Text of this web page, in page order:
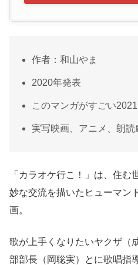
作者：和山やま
2020年発表
このマンガがすごい
実写映画、アニメ、朗読
「カラオケ行こ！」は、住
妙な交流を描いたヒューマン
画。
歌が上手くなりたいヤクザ（
部部長（岡聡実）とに歌唱指